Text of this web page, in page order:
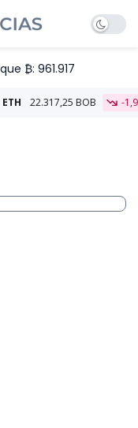
₿: 961.917
-1,91% Aliado